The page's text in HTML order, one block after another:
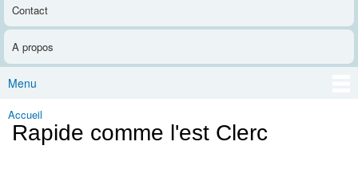
Contact
A propos
Menu
Vous êtes ici
Accueil
Rapide comme l'est Clerc